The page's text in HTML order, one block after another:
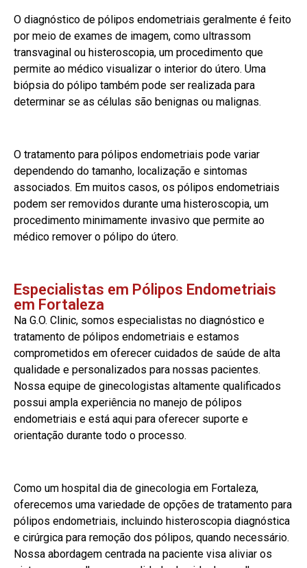
O diagnóstico de pólipos endometriais geralmente é feito
por meio de exames de imagem, como ultrassom
transvaginal ou histeroscopia, um procedimento que
permite ao médico visualizar o interior do útero. Uma
biópsia do pólipo também pode ser realizada para
determinar se as células são benignas ou malignas.
O tratamento para pólipos endometriais pode variar
dependendo do tamanho, localização e sintomas
associados. Em muitos casos, os pólipos endometriais
podem ser removidos durante uma histeroscopia, um
procedimento minimamente invasivo que permite ao
médico remover o pólipo do útero.
Especialistas em Pólipos Endometriais
em Fortaleza
Na G.O. Clinic, somos especialistas no diagnóstico e
tratamento de pólipos endometriais e estamos
comprometidos em oferecer cuidados de saúde de alta
qualidade e personalizados para nossas pacientes.
Nossa equipe de ginecologistas altamente qualificados
possui ampla experiência no manejo de pólipos
endometriais e está aqui para oferecer suporte e
orientação durante todo o processo.
Como um hospital dia de ginecologia em Fortaleza,
oferecemos uma variedade de opções de tratamento para
pólipos endometriais, incluindo histeroscopia diagnóstica
e cirúrgica para remoção dos pólipos, quando necessário.
Nossa abordagem centrada na paciente visa aliviar os